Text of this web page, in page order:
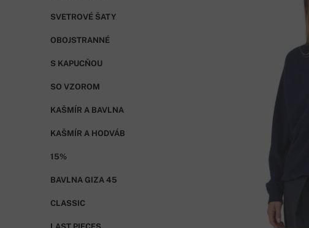
SVETROVÉ ŠATY
OBOJSTRANNÉ
S KAPUCŇOU
SO VZOROM
KAŠMÍR A BAVLNA
KAŠMÍR A HODVÁB
15%
BAVLNA GIZA 45
CLASSIC
LAST PIECES